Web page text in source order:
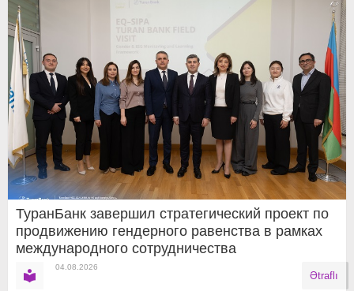
ТуранБанк завершил стратегический проект по
продвижению гендерного равенства в рамках
международного сотрудничества
04.08.2026
Ətraflı